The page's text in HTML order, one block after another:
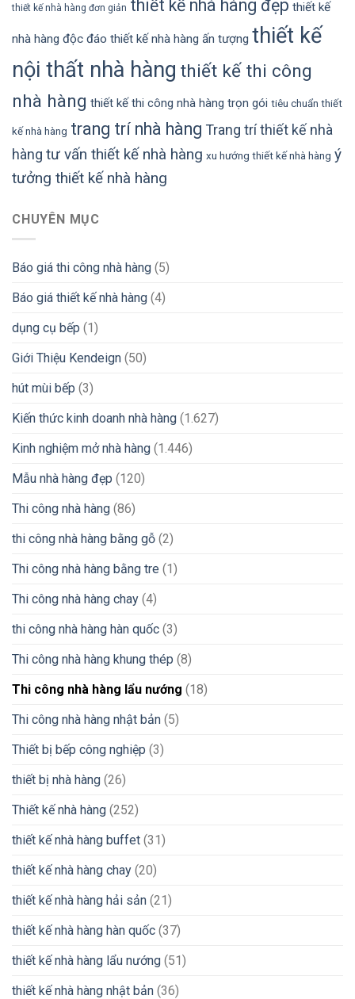
thiết kế nhà hàng đơn giản thiết kế nhà hàng đẹp thiết kế
nhà hàng độc đáo thiết kế nhà hàng ấn tượng thiết kế
nội thất nhà hàng thiết kế thi công
nhà hàng thiết kế thi công nhà hàng trọn gói tiêu chuẩn thiết
kế nhà hàng trang trí nhà hàng Trang trí thiết kế nhà
hàng tư vấn thiết kế nhà hàng xu hướng thiết kế nhà hàng ý
tưởng thiết kế nhà hàng
CHUYÊN MỤC
Báo giá thi công nhà hàng (5)
Báo giá thiết kế nhà hàng (4)
dụng cụ bếp (1)
Giới Thiệu Kendeign (50)
hút mùi bếp (3)
Kiến thức kinh doanh nhà hàng (1.627)
Kinh nghiệm mở nhà hàng (1.446)
Mẫu nhà hàng đẹp (120)
Thi công nhà hàng (86)
thi công nhà hàng bằng gỗ (2)
Thi công nhà hàng bằng tre (1)
Thi công nhà hàng chay (4)
thi công nhà hàng hàn quốc (3)
Thi công nhà hàng khung thép (8)
Thi công nhà hàng lẩu nướng (18)
Thi công nhà hàng nhật bản (5)
Thiết bị bếp công nghiệp (3)
thiết bị nhà hàng (26)
Thiết kế nhà hàng (252)
thiết kế nhà hàng buffet (31)
thiết kế nhà hàng chay (20)
thiết kế nhà hàng hải sản (21)
thiết kế nhà hàng hàn quốc (37)
thiết kế nhà hàng lẩu nướng (51)
thiết kế nhà hàng nhật bản (36)